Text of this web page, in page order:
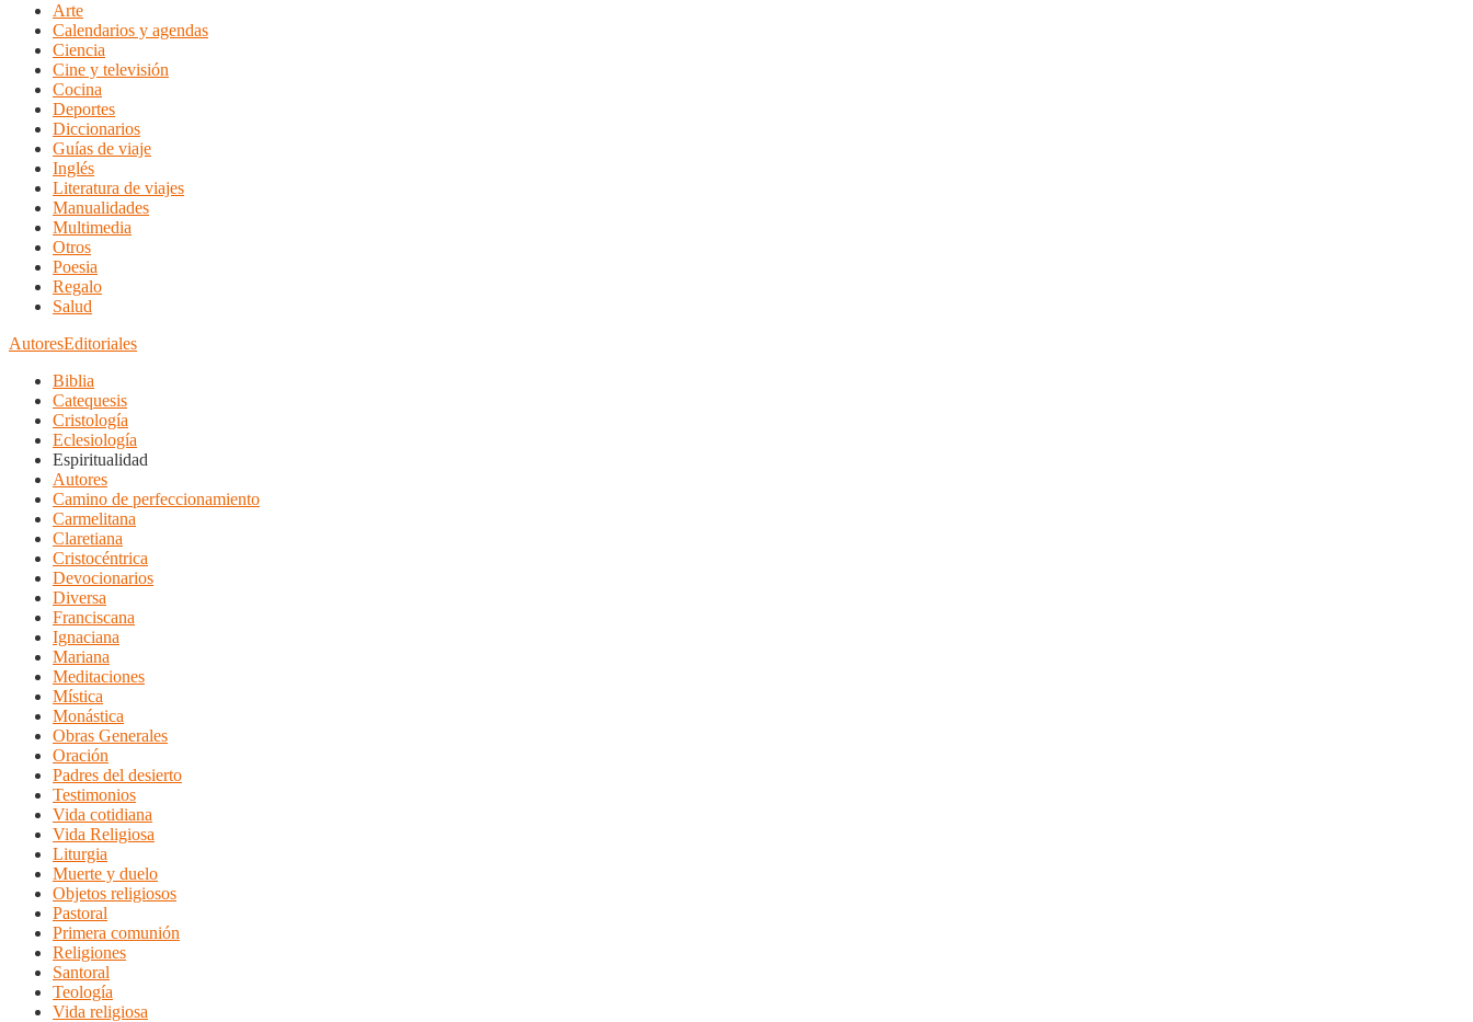
Arte
Calendarios y agendas
Ciencia
Cine y televisión
Cocina
Deportes
Diccionarios
Guías de viaje
Inglés
Literatura de viajes
Manualidades
Multimedia
Otros
Poesia
Regalo
Salud
AutoresEditoriales
Biblia
Catequesis
Cristología
Eclesiología
Espiritualidad
Autores
Camino de perfeccionamiento
Carmelitana
Claretiana
Cristocéntrica
Devocionarios
Diversa
Franciscana
Ignaciana
Mariana
Meditaciones
Mística
Monástica
Obras Generales
Oración
Padres del desierto
Testimonios
Vida cotidiana
Vida Religiosa
Liturgia
Muerte y duelo
Objetos religiosos
Pastoral
Primera comunión
Religiones
Santoral
Teología
Vida religiosa